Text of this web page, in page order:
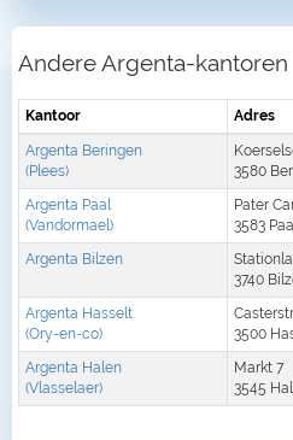
Andere Argenta-kantoren
Kantoor Adres
Argenta Beringen
(Plees)
3580
Argenta Paal
(Vandormael)
Pater
3583
Argenta Bilzen
3740
Argenta Hasselt
(Ory-en-co)
3500
Argenta Halen
(Vlasselaer)
Markt 7
3545